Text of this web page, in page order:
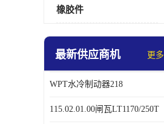
橡胶件
最新供应商机 更多
WPT水冷制动器218
115.02.01.00闸瓦LT1170/250T